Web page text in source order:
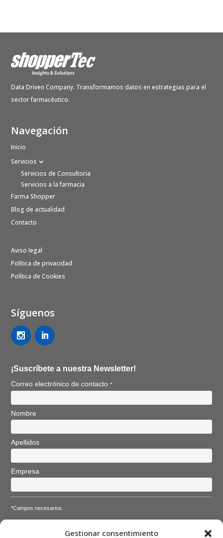
Gestionar consentimiento
Data Driven Company. Transformamos datos en estrategias para el
sector farmacéutico.
Navegación
Inicio
Servicios
Servicios de Consultoria
Servicios a la farmacia
Farma Shopper
Blog de actualidad
Contacto
Aviso legal
Política de privacidad
Política de Cookies
Síguenos
¡Suscríbete a nuestra Newsletter!
Correo electrónico de contacto*
Nombre
Apellidos
Empresa
*Campos necesarios.
Directiva de privacidadyCondiciones de